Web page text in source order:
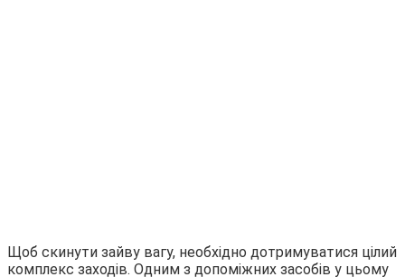
Щоб скинути зайву вагу, необхідно дотримуватися цілий
комплекс заходів. Одним з допоміжних засобів у цьому